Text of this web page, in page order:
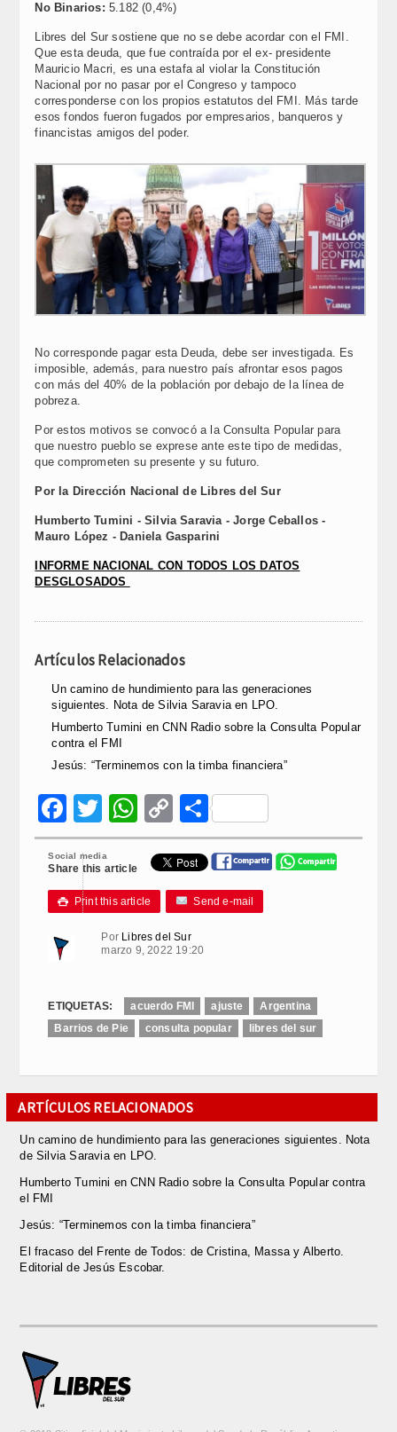
No Binarios: 5.182 (0,4%)
Libres del Sur sostiene que no se debe acordar con el FMI.
Que esta deuda, que fue contraída por el ex- presidente
Mauricio Macri, es una estafa al violar la Constitución
Nacional por no pasar por el Congreso y tampoco
corresponderse con los propios estatutos del FMI. Más tarde
esos fondos fueron fugados por empresarios, banqueros y
financistas amigos del poder.
No corresponde pagar esta Deuda, debe ser investigada. Es
imposible, además, para nuestro país afrontar esos pagos
con más del 40% de la población por debajo de la línea de
pobreza.
Por estos motivos se convocó a la Consulta Popular para
que nuestro pueblo se exprese ante este tipo de medidas,
que comprometen su presente y su futuro.
Por la Dirección Nacional de Libres del Sur
Humberto Tumini - Silvia Saravia - Jorge Ceballos -
Mauro López - Daniela Gasparini
INFORME NACIONAL CON TODOS LOS DATOS
DESGLOSADOS
Artículos Relacionados
Un camino de hundimiento para las generaciones
siguientes. Nota de Silvia Saravia en LPO.
Humberto Tumini en CNN Radio sobre la Consulta Popular
contra el FMI
Jesús: “Terminemos con la timba financiera”
Facebook
Twitter
WhatsApp
Copy
Link
Compartir
Social media
Share this article
 Print this article Send e-mail
Por Libres del Sur
marzo 9, 2022 19:20
ETIQUETAS: acuerdo FMI ajuste
Argentina
Barrios de Pie
consulta popular libres del sur
ARTÍCULOS RELACIONADOS
Un camino de hundimiento para las generaciones siguientes. Nota
de Silvia Saravia en LPO.
Humberto Tumini en CNN Radio sobre la Consulta Popular contra
el FMI
Jesús: “Terminemos con la timba financiera”
El fracaso del Frente de Todos: de Cristina, Massa y Alberto.
Editorial de Jesús Escobar.